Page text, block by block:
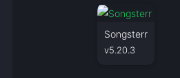
Songsterr
v5.20.3